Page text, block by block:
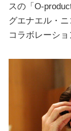
スの「O-
グエナエル・
コラボレーショ